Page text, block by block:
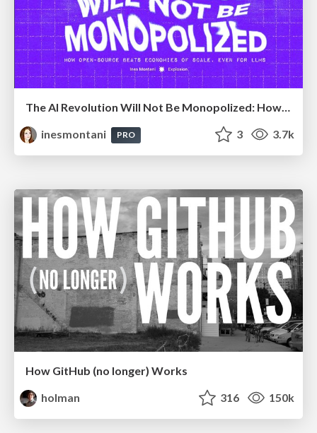
The AI Revolution Will Not Be Monopolized: How open-source beats economies of scale, even for LLMs
inesmontani
PRO 3 3.7k
How GitHub (no longer) Works
holman
316 150k